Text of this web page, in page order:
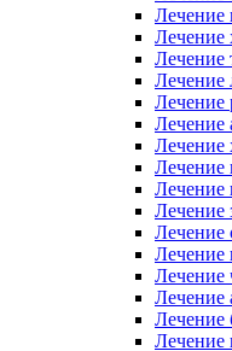
Лечение
Лечение
Лечение
Лечение
Лечение
Лечение
Лечение
Лечение
Лечение
Лечение
Лечение
Лечение
Лечение
Лечение
Лечение
Лечение